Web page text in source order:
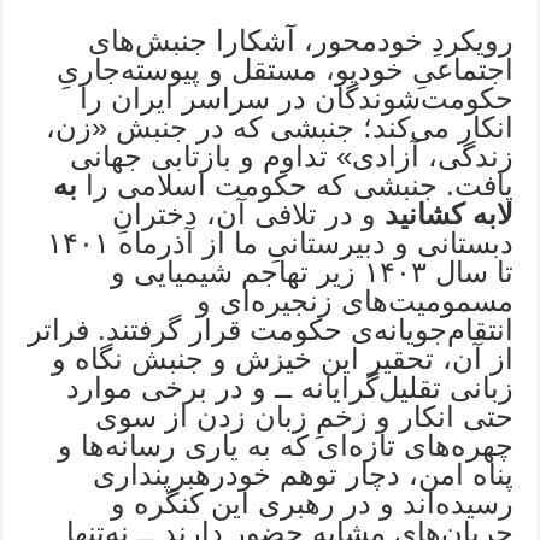
رویکردِ خودمحور، آشکارا جنبش‌های
اجتماعیِ خودپو، مستقل و پیوسته‌جاریِ
حکومت‌شوندگان در سراسر ایران را
انکار می‌کند؛ جنبشی که در جنبش «زن،
زندگی، آزادی» تداوم و بازتابی جهانی
یافت. جنبشی که حکومت اسلامی را به
لابه کشانید و در تلافی آن، دخترانِ
دبستانی و دبیرستانیِ ما از آذرماه ۱۴۰۱
تا سال ۱۴۰۳ زیر تهاجم شیمیایی و
مسمومیت‌های زنجیره‌ای و
انتقام‌جویانه‌ی حکومت قرار گرفتند. فراتر
از آن، تحقیر این خیزش و جنبش نگاه و
زبانی تقلیل‌گرایانه ــ و در برخی موارد
حتی انکار و زخمِ زبان زدن از سوی
چهره‌های تازه‌ای که به یاری رسانه‌ها و
پناه امن، دچار توهم خودرهبرپنداری
رسیده‌اند و در رهبری این کنگره و
جریان‌های مشابه حضور دارند ــ نه‌تنها